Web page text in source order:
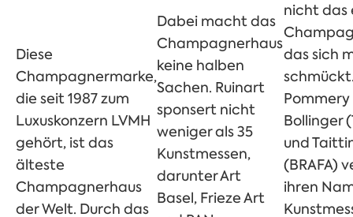
Diese
Champagnermarke,
die seit 1987 zum
Luxuskonzern LVMH
gehört, ist das
älteste
Champagnerhaus
der Welt. Durch das
Dabei macht das
Champagnerhaus
keine halben
Sachen. Ruinart
sponsert nicht
weniger als 35
Kunstmessen,
darunter Art
Basel, Frieze Art
nicht das
das sich
Pommery
Bollinger
und
(BRAFA)
ihren